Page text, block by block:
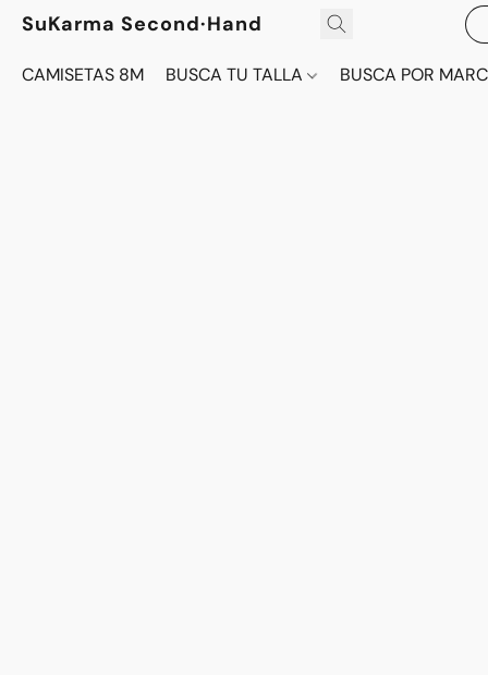
SuKarma Second·Hand
CAMISETAS 8M BUSCA TU TALLA BUSCA POR